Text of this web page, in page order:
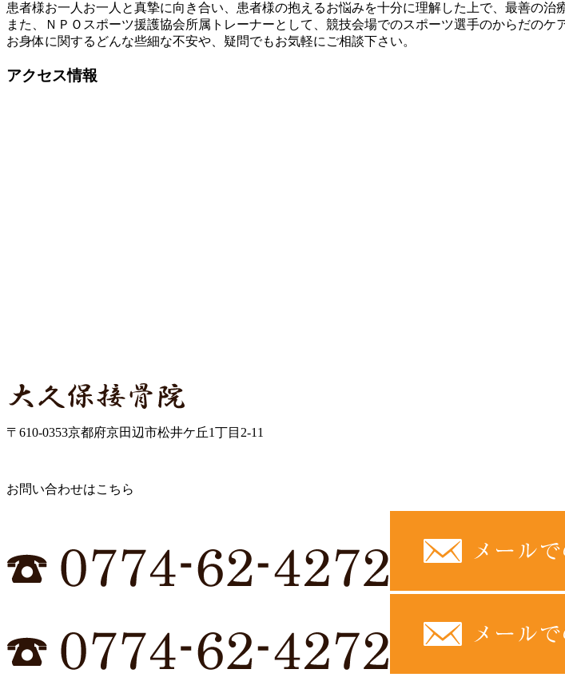
患者様お一人お一人と真摯に向き合い、患者様の抱えるお悩みを十分に理解した上で、最善の治
また、ＮＰＯスポーツ援護協会所属トレーナーとして、競技会場でのスポーツ選手のからだの
お身体に関するどんな些細な不安や、疑問でもお気軽にご相談下さい。
アクセス情報
〒610-0353京都府京田辺市松井ケ丘1丁目2-11
お問い合わせはこちら